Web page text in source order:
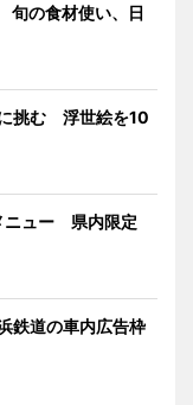
の食材使い、日
挑む 浮世絵を10
ニュー 県内限定
鉄道の車内広告枠